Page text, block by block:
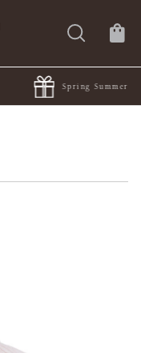
Spring Summer Collections